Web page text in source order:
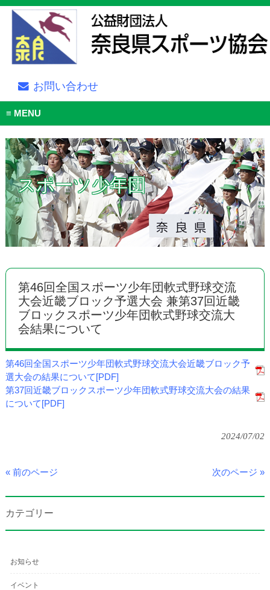
お問い合わせ
MENU
スポーツ少年団
第46回全国スポーツ少年団軟式野球交流
大会近畿ブロック予選大会 兼第37回近畿
ブロックスポーツ少年団軟式野球交流大
会結果について
第46回全国スポーツ少年団軟式野球交流大会近畿ブロック予
選大会の結果について[PDF]
第37回近畿ブロックスポーツ少年団軟式野球交流大会の結果
について[PDF]
2024/07/02
« 前のページ 次のページ »
カテゴリー
お知らせ
イベント